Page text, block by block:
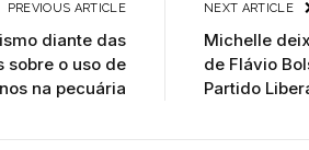
PREVIOUS ARTICLE
diante das
sobre o uso de
na pecuária
NEXT ARTICLE
Michelle
de Flávio
Partido